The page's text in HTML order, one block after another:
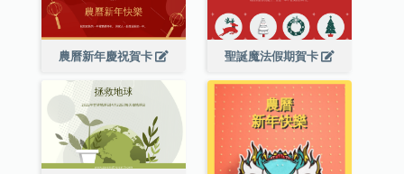
農曆新年慶祝賀卡 聖誕魔法假期賀卡